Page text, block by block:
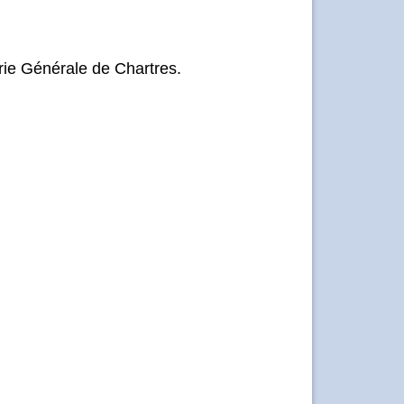
Générale de Chartres.